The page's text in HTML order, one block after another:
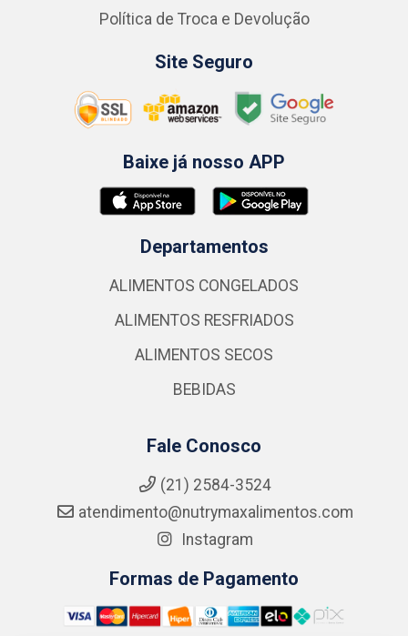
Política de Troca e Devolução
Site Seguro
Baixe já nosso APP
Departamentos
ALIMENTOS CONGELADOS
ALIMENTOS RESFRIADOS
ALIMENTOS SECOS
BEBIDAS
Fale Conosco
(21) 2584-3524
atendimento@nutrymaxalimentos.com
Instagram
Formas de Pagamento